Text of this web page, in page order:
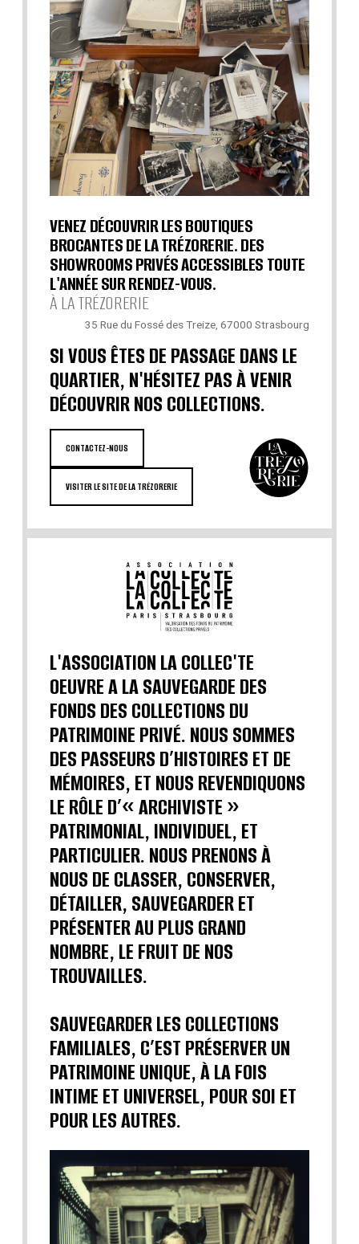
VENEZ DÉCOUVRIR LES BOUTIQUES
BROCANTES DE LA TRÉZORERIE. DES
SHOWROOMS PRIVÉS ACCESSIBLES TOUTE
L'ANNÉE SUR RENDEZ-VOUS.
À LA TRÉZORERIE
35 Rue du Fossé des Treize, 67000 Strasbourg
SI VOUS ÊTES DE PASSAGE DANS LE
QUARTIER, N'HÉSITEZ PAS À VENIR
DÉCOUVRIR NOS COLLECTIONS.
CONTACTEZ-NOUS
VISITER LE SITE DE LA TRÉZORERIE
L'ASSOCIATION LA COLLEC'TE
OEUVRE A LA SAUVEGARDE DES
FONDS DES COLLECTIONS DU
PATRIMOINE PRIVÉ. NOUS SOMMES
DES PASSEURS D’HISTOIRES ET DE
MÉMOIRES, ET NOUS REVENDIQUONS
LE RÔLE D’« ARCHIVISTE »
PATRIMONIAL, INDIVIDUEL, ET
PARTICULIER. NOUS PRENONS À
NOUS DE CLASSER, CONSERVER,
DÉTAILLER, SAUVEGARDER ET
PRÉSENTER AU PLUS GRAND
NOMBRE, LE FRUIT DE NOS
TROUVAILLES.
SAUVEGARDER LES COLLECTIONS
FAMILIALES, C’EST PRÉSERVER UN
PATRIMOINE UNIQUE, À LA FOIS
INTIME ET UNIVERSEL, POUR SOI ET
POUR LES AUTRES.